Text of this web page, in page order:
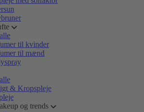
til kvinder
til mænd
& Kropspleje
og trends